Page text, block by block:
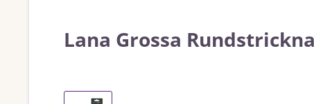
Lana Grossa